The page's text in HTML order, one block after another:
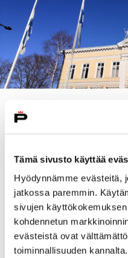
Tämä sivusto käyttää
Hyödynnämme evästeitä,
jatkossa paremmin.
sivujen
kohdennetun
evästeistä ovat
toiminnallisuuden kannalta.
Tieto Kankaan
Pori Jazzilla surullisena
Pori menetti suuren
visionäärin, jonka
tunnettuuden
toteaa Porin
haikein mielin.
– Jyrki Kankaan työ Pori